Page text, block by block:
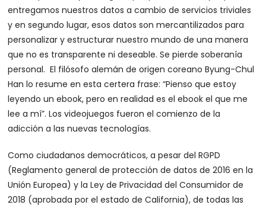
entregamos nuestros datos a cambio de servicios triviales
y en segundo lugar, esos datos son mercantilizados para
personalizar y estructurar nuestro mundo de una manera
que no es transparente ni deseable. Se pierde soberanía
personal. El filósofo alemán de origen coreano Byung-Chul
Han lo resume en esta certera frase: “Pienso que estoy
leyendo un ebook, pero en realidad es el ebook el que me
lee a mí”. Los videojuegos fueron el comienzo de la
adicción a las nuevas tecnologías.
Como ciudadanos democráticos, a pesar del RGPD
(Reglamento general de protección de datos de 2016 en la
Unión Europea) y la Ley de Privacidad del Consumidor de
2018 (aprobada por el estado de California), de todas las